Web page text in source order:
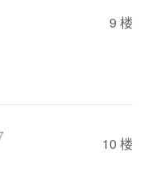
9 楼
10 楼